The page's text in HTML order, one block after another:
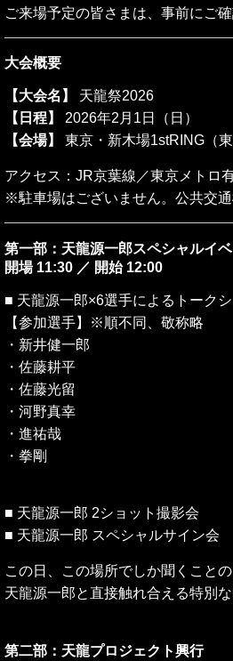
ご来場予定の皆さまは、事前にご
大会概要
【大会名】
天龍祭2026
【日程】
2026年2月1日（日）
【会場】
東京・新木場1stRING （
アクセス： JR京葉線／東京メトロ
※駐車場はございません。公共交通
第一部：天龍源一郎スペシャルイベ
開場 11:30 ／ 開始 12:00
■ 天龍源一郎×6選手によるトーク
【参加選手】※順不同、敬称略
・新井健一郎
・佐藤耕平
・佐藤光留
・河野真幸
・進祐哉
・拳剛
■ 天龍源一郎 2ショット撮影会
■ 天龍源一郎 スペシャルサイン会
この日、この場所でしか聞くこと
天龍源一郎と直接触れ合える特別
第二部：天龍プロジェクト興行